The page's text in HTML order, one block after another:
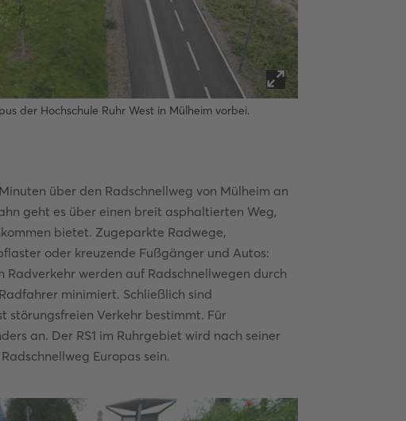
der Hochschule Ruhr West in Mülheim vorbei.
über den Radschnellweg von Mülheim an
geht es über einen breit asphaltierten Weg,
bietet. Zugeparkte Radwege,
oder kreuzende Fußgänger und Autos:
werden auf Radschnellwegen durch
minimiert. Schließlich sind
störungsfreien Verkehr bestimmt. Für
an. Der RS1 im Ruhrgebiet wird nach seiner
Europas sein.